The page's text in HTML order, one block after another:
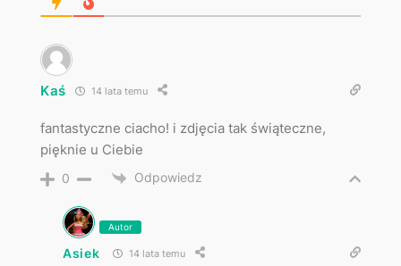
Kaś 14 lata temu
fantastyczne ciacho! i zdjęcia tak świąteczne,
pięknie u Ciebie
0 Odpowiedz
Autor
Asiek 14 lata temu